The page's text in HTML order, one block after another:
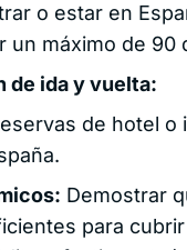
o estar en
un máximo de 90
de ida y vuelta:
de hotel o
Demostrar
para